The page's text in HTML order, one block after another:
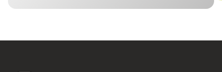
możesz wycofać swoją zgodę lub sprzeciwić się